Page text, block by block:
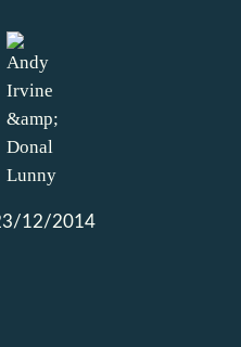
12/2014